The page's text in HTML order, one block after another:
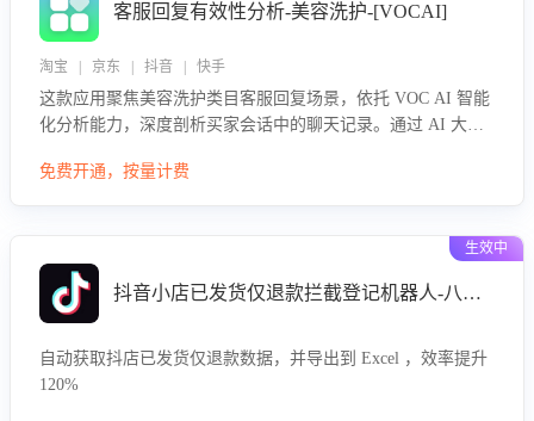
客服回复有效性分析-美容洗护-[VOCAI]
淘宝 | 京东 | 抖音 | 快手
这款应用聚焦美容洗护类目客服回复场景，依托 VOC AI 智能
化分析能力，深度剖析买家会话中的聊天记录。通过 AI 大模
效性与完整性，输出针对性改进策略，助力商家快速优化快捷
免费开通，按量计费
生效中
抖音小店已发货仅退款拦截登记机器人-八爪鱼
自动获取抖店已发货仅退款数据，并导出到 Excel ，效率提升
120%